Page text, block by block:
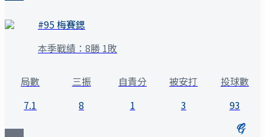
#95 梅賽鍶
本季戰績： 8勝 1敗
局數
7.1
三振
8
自責分
1
被安打
3
投球數
93